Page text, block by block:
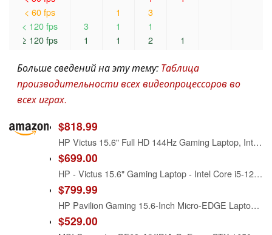
< 60 fps
< 120 fps
≥ 120 fps
3
1
1
1
1
3
1
2
1
Больше сведений на эту тему: Таблица
производительности всех видеопроцессоров во
всех играх.
$818.99
HP Victus 15.6" Full HD 144Hz Gaming Laptop, Intel Core i5-12450H, NVIDIA GeForce RTX 3050,16GB RAM, 512GB PCIe SSD, Wi-Fi 6, Backlit Keyboard,Windows 11 Pro, Performance Blue
$699.00
HP - Victus 15.6" Gaming Laptop - Intel Core i5-12450H - 8GB Memory - NVIDIA GeForce GTX 1650-512GB SSD - Mica Silver - Model 15-fa0031dx
$799.99
HP Pavilion Gaming 15.6-Inch Micro-EDGE Laptop, Intel Core i5-9300H Processor, NVIDIA GeForce GTX 1650 (4 GB), 8 GB SDRAM, 256 GB SSD, Windows 10 Home (15-dk0020nr, Shadow Black/Acid Green)
$529.00